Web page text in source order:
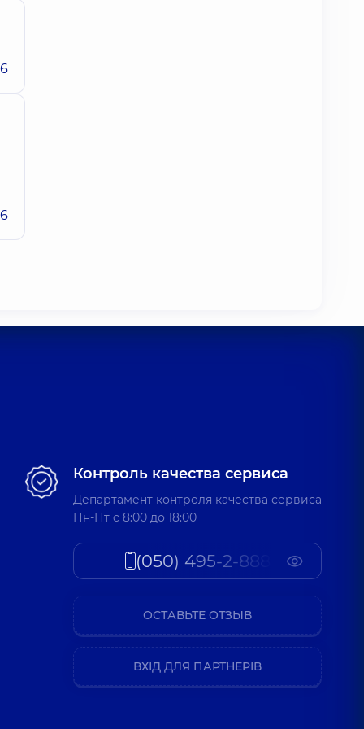
Контроль качества сервиса
Департамент контроля качества сервиса
Пн-Пт c 8:00 до 18:00
(050) 495-2-888
ОСТАВЬТЕ ОТЗЫВ
ВХІД ДЛЯ ПАРТНЕРІВ